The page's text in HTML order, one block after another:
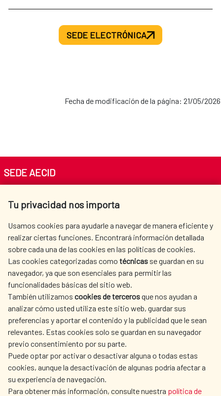
SEDE ELECTRÓNICA
Fecha de modificación de la página: 21/05/2026
Tu privacidad nos importa
Usamos cookies para ayudarle a navegar de manera eficiente y
realizar ciertas funciones. Encontrará información detallada
sobre cada una de las cookies en las políticas de cookies.
Las cookies categorizadas como técnicas se guardan en su
navegador, ya que son esenciales para permitir las
funcionalidades básicas del sitio web.
También utilizamos cookies de tercerosque nos ayudan a
analizar cómo usted utiliza este sitio web, guardar sus
preferencias y aportar el contenido y la publicidad que le sean
relevantes. Estas cookies solo se guardan en su navegador
previo consentimiento por su parte.
Puede optar por activar o desactivar alguna o todas estas
cookies, aunque la desactivación de algunas podría afectar a
su experiencia de navegación.
Para obtener más información, consulte nuestra política de
SEDE AECID
Tel. +34 900 20 30 54​​​​​​​
AECID
WHERE DO WE COOPERATE?
SPANISH HUMANITARIAN
ACTION
PRESS ROOM
CULTURE AND SCIENCE LIBRARY
OUR SOCIAL MEDIA